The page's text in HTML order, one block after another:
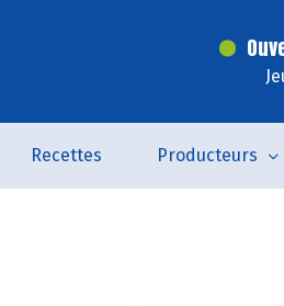
Recettes Producteurs